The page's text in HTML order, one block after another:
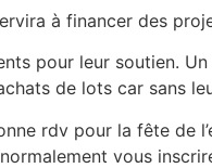
à financer des
pour leur soutien.
de lots car sans
rdv pour la fête de
vous